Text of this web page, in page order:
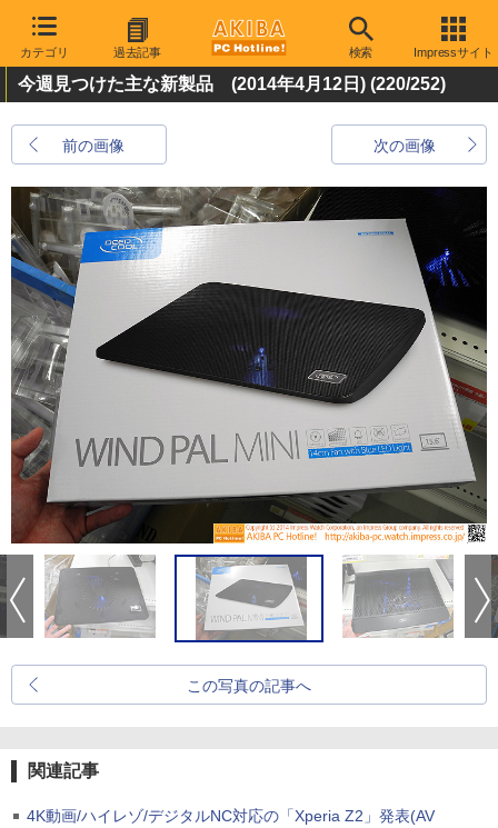
カテゴリ 過去記事 検索 Impressサイト
今週見つけた主な新製品 (2014年4月12日) (220/252)
前の画像 次の画像
この写真の記事へ
関連記事
4K動画/ハイレゾ/デジタルNC対応の「Xperia Z2」発表(AV